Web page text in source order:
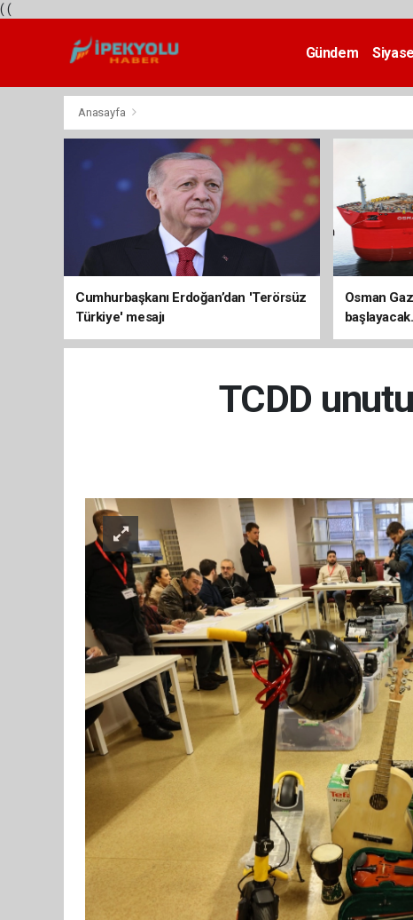
( (
Gündem
Anasayfa
Cumhurbaşkanı Erdoğan’dan 'Terörsüz
Türkiye' mesajı
Osman
üretimi 83
TCDD